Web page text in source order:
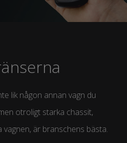
lik någon annan vagn du
otroligt starka chassit,
är branschens bästa.